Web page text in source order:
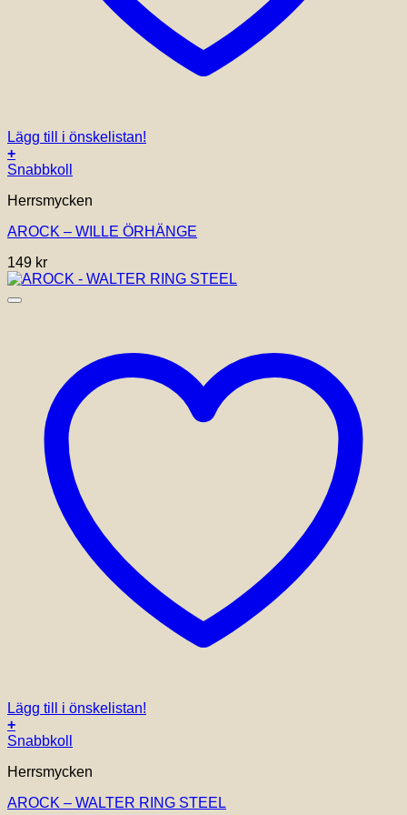
Lägg till i önskelistan!
+
Snabbkoll
Herrsmycken
AROCK – WILLE ÖRHÄNGE
149 kr
Lägg till i önskelistan!
+
Den
produkten
flera
Snabbkoll
Herrsmycken
AROCK – WALTER RING STEEL